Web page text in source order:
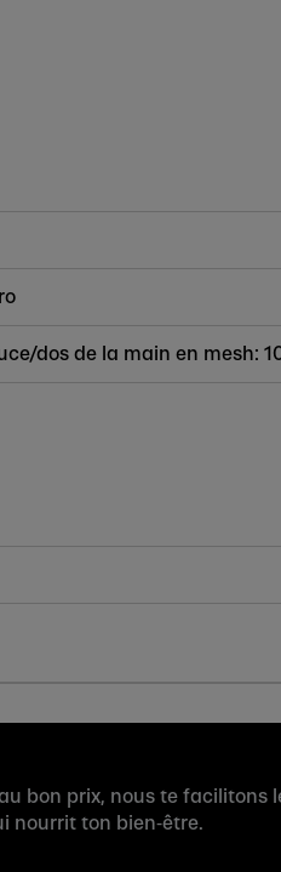
dos de la main en mesh:
bon prix, nous te facilitons
nourrit ton bien‑être.